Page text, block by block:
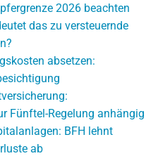
2026 beachten
das zu versteuernde
absetzen:
Fünftel-Regelung anhängig
BFH lehnt
ab